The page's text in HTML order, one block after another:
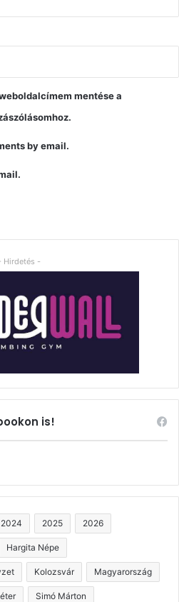
mentése a
by email.
Hirdetés -
is!
2024 2025 2026
Hargita Népe
Kolozsvár Magyarország
Simó Márton